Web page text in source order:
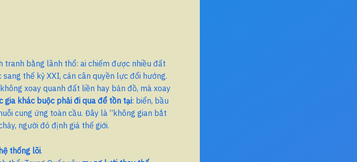
tranh bằng lãnh thổ: ai chiếm được nhiều đất
thế kỷ XXI, cán cân quyền lực đổi hướng.
xoay quanh đất liền hay bản đồ, mà xoay
gia khác buộc phải đi qua để tồn tại: biển, bầu
cung ứng toàn cầu. Đây là “không gian bắt
người đó định giá thế giới.
hệ thống lõi.